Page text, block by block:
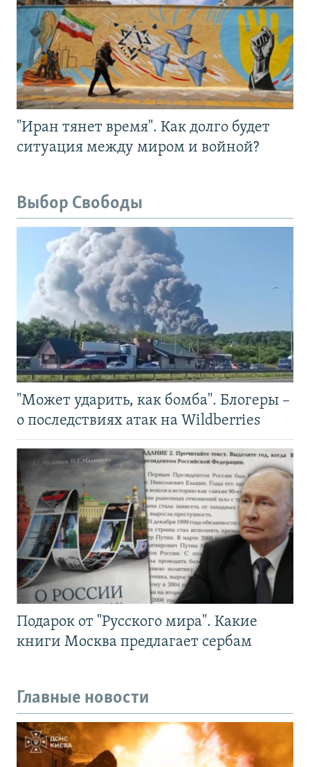
"Иран тянет время". Как долго будет
ситуация между миром и войной?
Выбор Свободы
"Может ударить, как бомба". Блогеры –
о последствиях атак на Wildberries
Подарок от "Русского мира". Какие
книги Москва предлагает сербам
Главные новости